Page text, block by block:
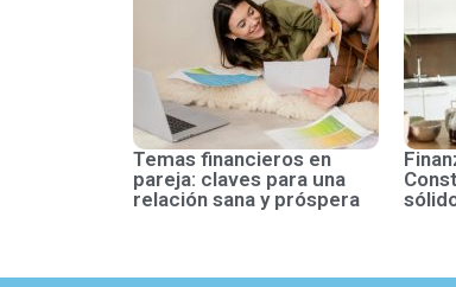
Temas financieros en
pareja: claves para una
relación sana y próspera